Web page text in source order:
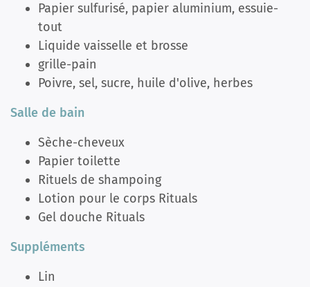
Papier sulfurisé, papier aluminium, essuie-
tout
Liquide vaisselle et brosse
grille-pain
Poivre, sel, sucre, huile d'olive, herbes
Salle de bain
Sèche-cheveux
Papier toilette
Rituels de shampoing
Lotion pour le corps Rituals
Gel douche Rituals
Suppléments
Lin